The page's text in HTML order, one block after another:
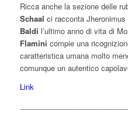
Ricca anche la sezione delle
Schaal ci racconta
Baldi l’ultimo anno di vita di
Flamini compie una
caratteristica umana molto
comunque un autentico
Link